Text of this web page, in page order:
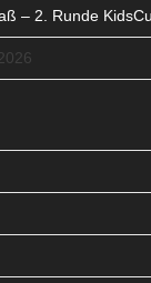
– 2. Runde